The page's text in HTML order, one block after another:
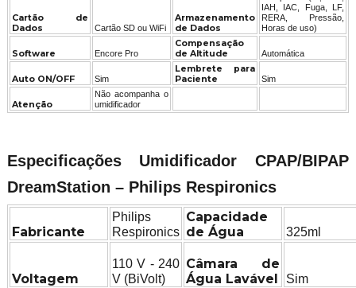
Cartão de
Dados
Cartão SD ou WiFi
Armazenamento
de Dados
IAH, IAC, Fuga, LF,
RERA, Pressão,
Horas de uso)
Software Encore Pro
Compensação
de Altitude
Automática
Auto ON/OFF Sim
Lembrete para
Paciente
Sim
Atenção
Não acompanha o
umidificador
Especificações Umidificador CPAP/BIPAP
DreamStation – Philips Respironics
Fabricante
Philips
Respironics
Capacidade
de Água
325ml
Voltagem
110 V - 240
V (BiVolt)
Câmara de
Água Lavável
Sim